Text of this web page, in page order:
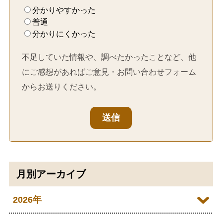
分かりやすかった
普通
分かりにくかった
不足していた情報や、調べたかったことなど、他
にご感想があればご意見・お問い合わせフォーム
からお送りください。
送信
月別アーカイブ
2026年